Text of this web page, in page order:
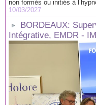
non formés ou initiés à
10/03/2027
BORDEAUX:
Intégrative, EMDR -